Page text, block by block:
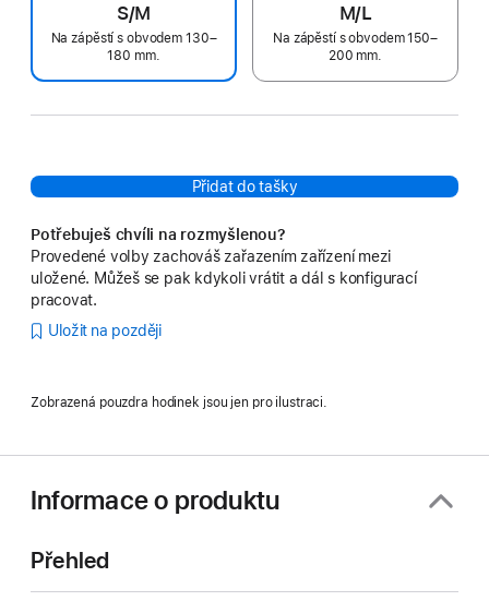
S/M
Na zápěstí s obvodem 130–
180 mm.
M/L
Na zápěstí s obvodem 150–
200 mm.
Přidat do tašky
Potřebuješ chvíli na rozmyšlenou?
Provedené volby zachováš zařazením zařízení mezi
uložené. Můžeš se pak kdykoli vrátit a dál s konfigurací
pracovat.
Uložit na později
Zobrazená pouzdra hodinek jsou jen pro ilustraci.
Informace o produktu
Přehled